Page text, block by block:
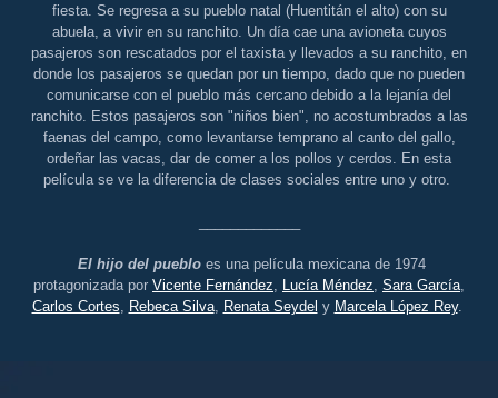
fiesta. Se regresa a su pueblo natal (Huentitán el alto) con su
abuela, a vivir en su ranchito. Un día cae una avioneta cuyos
pasajeros son rescatados por el taxista y llevados a su ranchito, en
donde los pasajeros se quedan por un tiempo, dado que no pueden
comunicarse con el pueblo más cercano debido a la lejanía del
ranchito. Estos pasajeros son "niños bien", no acostumbrados a las
faenas del campo, como levantarse temprano al canto del gallo,
ordeñar las vacas, dar de comer a los pollos y cerdos. En esta
película se ve la diferencia de clases sociales entre uno y otro.
El hijo del puebloes una película mexicana de 1974
protagonizada por Vicente Fernández, Lucía Méndez, Sara García,
Carlos Cortes, Rebeca Silva, Renata Seydel y Marcela López Rey.